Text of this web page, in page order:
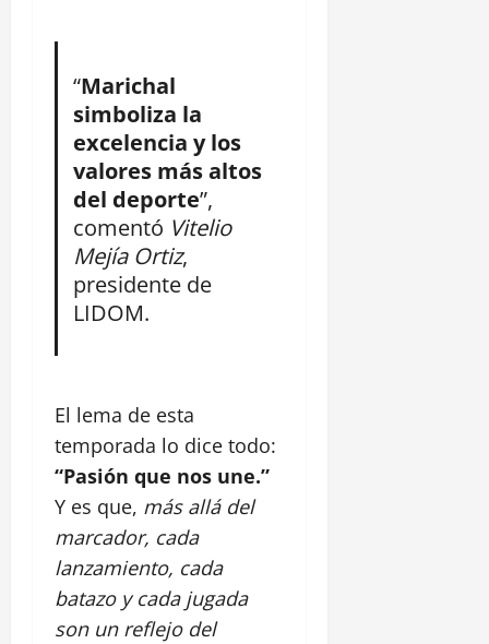
“Marichal
simboliza la
excelencia y los
valores más altos
del deporte”,
comentó Vitelio
Mejía Ortiz,
presidente de
LIDOM.
El lema de esta
temporada lo dice todo:
“Pasión que nos une.”
Y es que, más allá del
marcador, cada
lanzamiento, cada
batazo y cada jugada
son un reflejo del